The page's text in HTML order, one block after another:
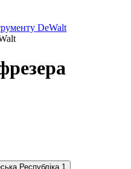
DeWalt
Республіка 1